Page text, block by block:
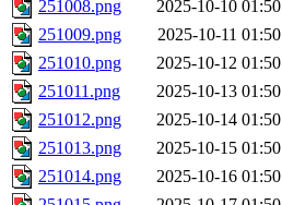
251008.png 2025-10-10 01:50
251009.png
2025-10-11 01:50
251010.png
2025-10-12 01:50
251011.png
2025-10-13 01:50
251012.png
2025-10-14 01:50
251013.png
2025-10-15 01:50
251014.png
2025-10-16 01:50